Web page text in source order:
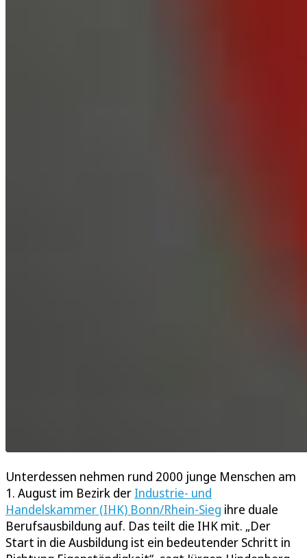
Unterdessen nehmen rund 2000 junge Menschen am
1. August im Bezirk der Industrie- und
Handelskammer (IHK) Bonn/Rhein-Sieg ihre duale
Berufsausbildung auf. Das teilt die IHK mit. „Der
Start in die Ausbildung ist ein bedeutender Schritt in